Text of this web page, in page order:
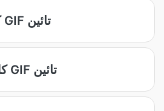
JFIF کان GIF تائين
JPEG کان GIF تائين